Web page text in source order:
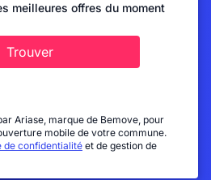
meilleures offres du moment
Trouver
Ariase, marque de Bemove, pour
mobile de votre commune.
de confidentialité et de gestion de